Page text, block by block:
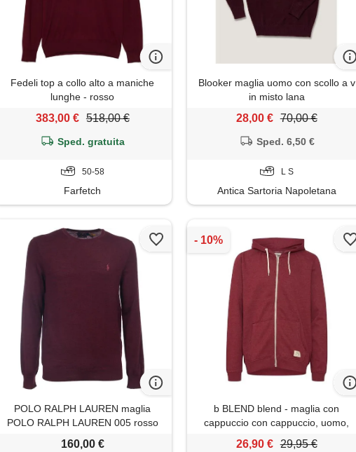
Fedeli top a collo alto a maniche
lunghe - rosso
383,00 € 518,00 €
Sped. gratuita
50-58
Farfetch
Blooker maglia uomo con scollo a v
in misto lana
28,00 € 70,00 €
Sped. 6,50 €
L S
Antica Sartoria Napoletana
POLO RALPH LAUREN maglia
POLO RALPH LAUREN 005 rosso
vino uomo
160,00 €
b BLEND blend - maglia con
cappuccio con cappuccio, uomo,
rosso (rot (zinfandel 73006)), 2xl
26,90 € 29,95 €